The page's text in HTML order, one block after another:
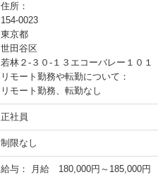
住所：
154-0023
東京都
世田谷区
若林２-３０-１３エコーバレー１０１
リモート勤務や転勤について：
リモート勤務、転勤なし
正社員
制限なし
給与：
月給 180,000円～185,000円